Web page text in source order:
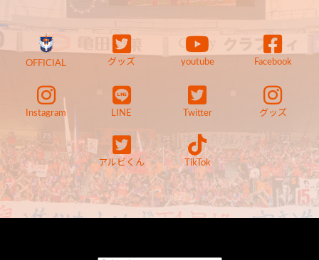
OFFICIAL グッズ youtube Facebook
Instagram LINE Twitter グッズ
アルビくん TikTok